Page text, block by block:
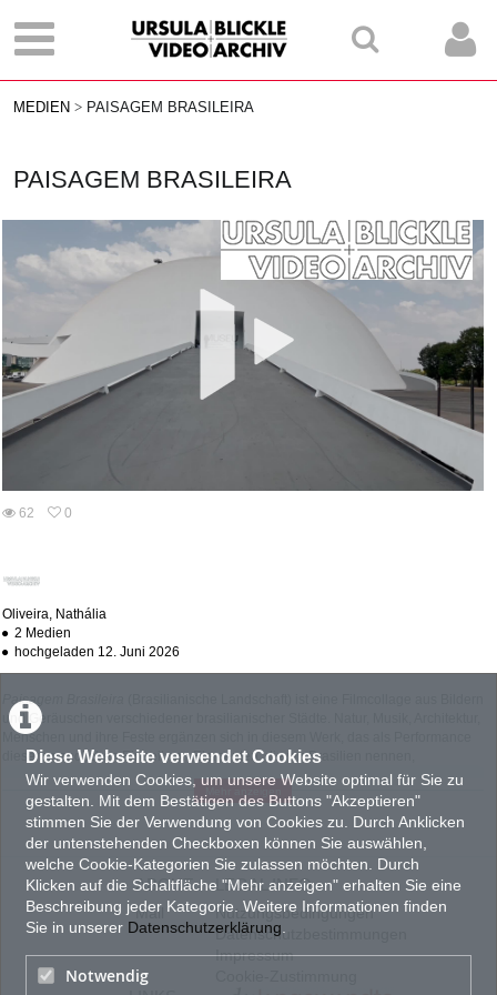
Diese Webseite verwendet Cookies
Wir verwenden Cookies, um unsere Website optimal für Sie zu
gestalten. Mit dem Bestätigen des Buttons "Akzeptieren"
stimmen Sie der Verwendung von Cookies zu. Durch Anklicken
der untenstehenden Checkboxen können Sie auswählen,
welche Cookie-Kategorien Sie zulassen möchten. Durch
Klicken auf die Schaltfläche "Mehr anzeigen" erhalten Sie eine
Beschreibung jeder Kategorie. Weitere Informationen finden
Sie in unserer Datenschutzerklärung
Notwendig
MEDIEN PAISAGEM BRASILEIRA
PAISAGEM BRASILEIRA
62
0
Oliveira, Nathália
2 Medien
hochgeladen 12. Juni 2026
Paisagem Brasileira
und Geräuschen verschiedener brasilianischer Städte. Natur, Musik, Architektur,
Menschen und ihre Feste ergänzen sich in diesem Werk, das als Performance
dieser unendlichen Einheit von Elementen, die wir Brasilien nennen,
verstanden werden kann. Es ist ein offenes Fenster, das nicht den gesamten
Raum enthüllen, sondern nur ein wenig Licht hereinlassen will.
Paisagem Brasileira (Brazilian Landscape) is a film collage made with images
and sounds from different cities in Brazil. Nature, music, architecture, people,
performance of this union of infinite elements that we call Brazil. It is an open
window that, as such, does not seek to reveal the whole space, but rather to let a
ABOUT
Mail
LEGAL INFO
Nutzungsbedingungen
Datenschutzbestimmungen
Impressum